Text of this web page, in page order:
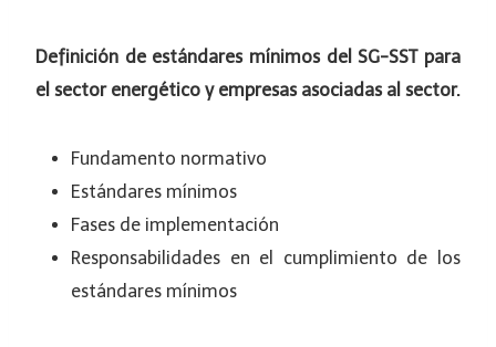
Definición de estándares mínimos del SG-SST para
el sector energético y empresas asociadas al sector.
Fundamento normativo
Estándares mínimos
Fases de implementación
Responsabilidades en el cumplimiento de los
estándares mínimos